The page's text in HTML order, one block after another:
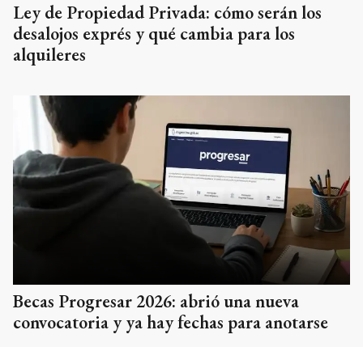
Ley de Propiedad Privada: cómo serán los
desalojos exprés y qué cambia para los
alquileres
Becas Progresar 2026: abrió una nueva
convocatoria y ya hay fechas para anotarse